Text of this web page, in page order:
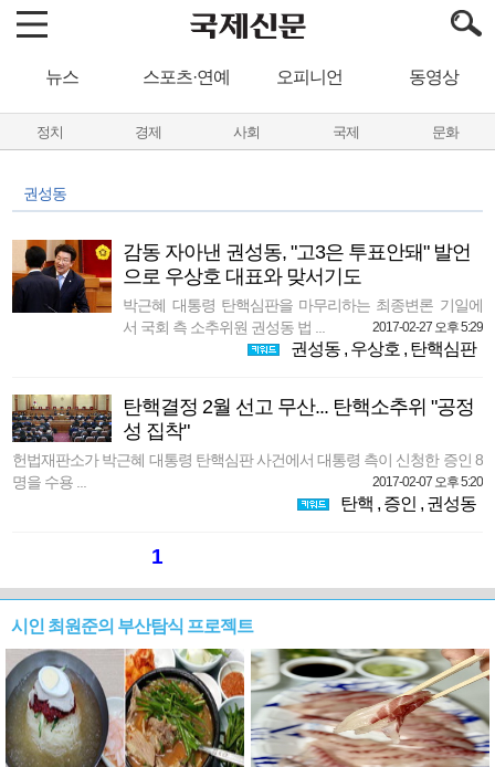
뉴스 스포츠·연예 오피니언 동영상
정치 경제 사회 국제 문화
권성동
감동 자아낸 권성동, "고3은 투표안돼" 발언
으로 우상호 대표와 맞서기도
박근혜 대통령 탄핵심판을 마무리하는 최종변론 기일에
서 국회 측 소추위원 권성동 법 ...
2017-02-27 오후 5:29
권성동, 우상호 , 탄핵심판
탄핵결정 2월 선고 무산... 탄핵소추위 "공정
성 집착"
헌법재판소가 박근혜 대통령 탄핵심판 사건에서 대통령 측이 신청한 증인 8
명을 수용 ...
2017-02-07 오후 5:20
탄핵 , 증인 , 권성동
1
시인 최원준의 부산탐식 프로젝트